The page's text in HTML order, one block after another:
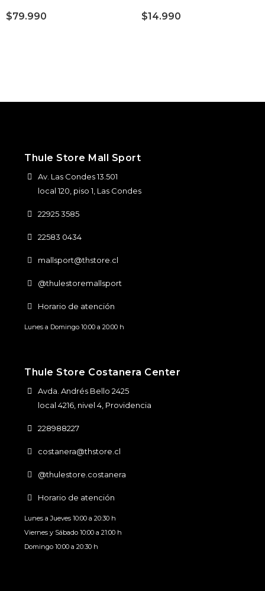
$79.990 $14.990
Thule Store Mall Sport
Av. Las Condes 13.501
local 120, piso 1, Las Condes
22925 3585
22583 0434
mallsport@thstore.cl
@thulestoremallsport
Horario de atención
Lunes a Domingo 10:00 a 20:00 h
Thule Store Costanera Center
Avda. Andrés Bello 2425
local 4216, nivel 4, Providencia
228988227
costanera@thstore.cl
@thulestore.costanera
Horario de atención
Lunes a Jueves 10:00 a 20:30 h
Viernes y Sábado 10:00 a 21:00 h
Domingo 10:00 a 20:30 h